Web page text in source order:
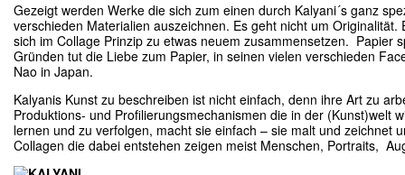
Gezeigt werden Werke die sich zum einen durch Kalyani´s ganz
verschieden Materialien auszeichnen. Es geht nicht um
sich im Collage Prinzip zu etwas neuem zusammensetzen. Papier
Gründen tut die Liebe zum Papier, in seinen vielen verschieden
Nao in Japan.
Kalyanis Kunst zu beschreiben ist nicht einfach, denn ihre Art zu
Produktions- und Profilierungsmechanismen die in der (Kunst)welt
lernen und zu verfolgen, macht sie einfach – sie malt und zeichnet
Collagen die dabei entstehen zeigen meist Menschen, Portraits,